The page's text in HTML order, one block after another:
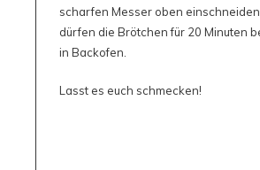
scharfen Messer oben
dürfen die Brötchen für 20 Minuten
in Backofen.
Lasst es euch schmecken!